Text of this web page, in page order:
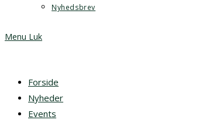
Nyhedsbrev
Menu Luk
Forside
Nyheder
Events